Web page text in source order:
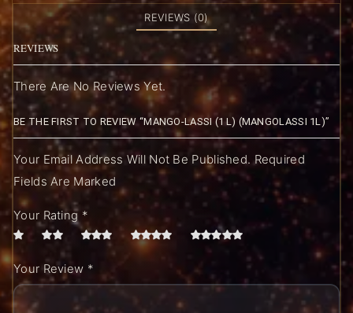
REVIEWS (0)
REVIEWS
There Are No Reviews Yet.
BE THE FIRST TO REVIEW “MANGO-LASSI (1 L) (MANGOLASSI 1L)”
Your Email Address Will Not Be Published. Required
Fields Are Marked
Your Rating *
Your Review *